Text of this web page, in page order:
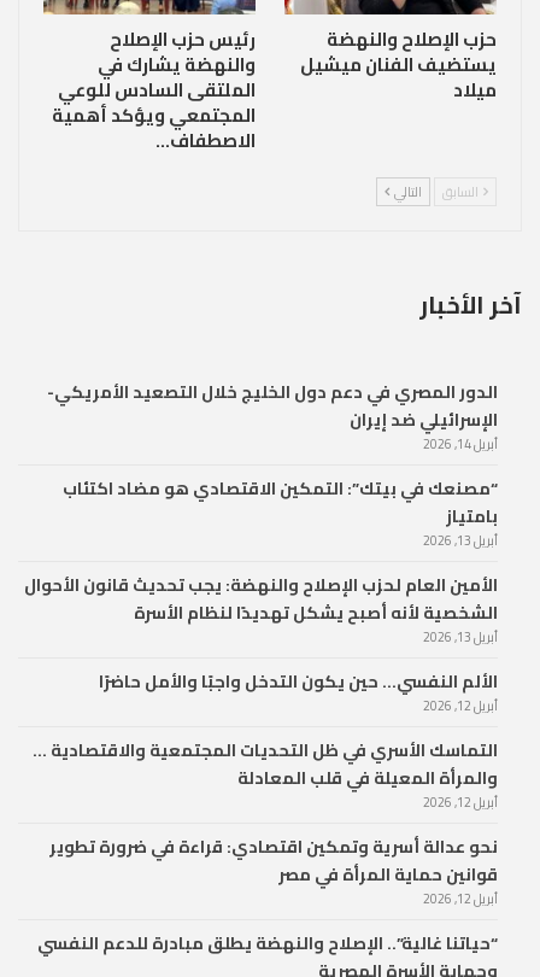
حزب الإصلاح والنهضة
يستضيف الفنان ميشيل
ميلاد
رئيس حزب الإصلاح
والنهضة يشارك في
الملتقى السادس للوعي
المجتمعي ويؤكد أهمية
الاصطفاف…
السابق التالي
آخر الأخبار
الدور المصري في دعم دول الخليج خلال التصعيد الأمريكي-
الإسرائيلي ضد إيران
أبريل 14, 2026
“مصنعك في بيتك”: التمكين الاقتصادي هو مضاد اكتئاب
بامتياز
أبريل 13, 2026
الأمين العام لحزب الإصلاح والنهضة: يجب تحديث قانون الأحوال
الشخصية لأنه أصبح يشكل تهديدًا لنظام الأسرة
أبريل 13, 2026
الألم النفسي… حين يكون التدخل واجبًا والأمل حاضرًا
أبريل 12, 2026
التماسك الأسري في ظل التحديات المجتمعية والاقتصادية …
والمرأة المعيلة في قلب المعادلة
أبريل 12, 2026
نحو عدالة أسرية وتمكين اقتصادي: قراءة في ضرورة تطوير
قوانين حماية المرأة في مصر
أبريل 12, 2026
“حياتنا غالية”.. الإصلاح والنهضة يطلق مبادرة للدعم النفسي
وحماية الأسرة المصرية